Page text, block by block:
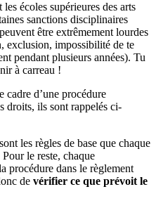
écoles supérieures des arts
sanctions disciplinaires
être extrêmement lourdes
exclusion, impossibilité de te
pendant plusieurs années). Tu
à carreau !
cadre d’une procédure
droits, ils sont rappelés ci-
les règles de base que chaque
le reste, chaque
procédure dans le règlement
de vérifier ce que prévoit le